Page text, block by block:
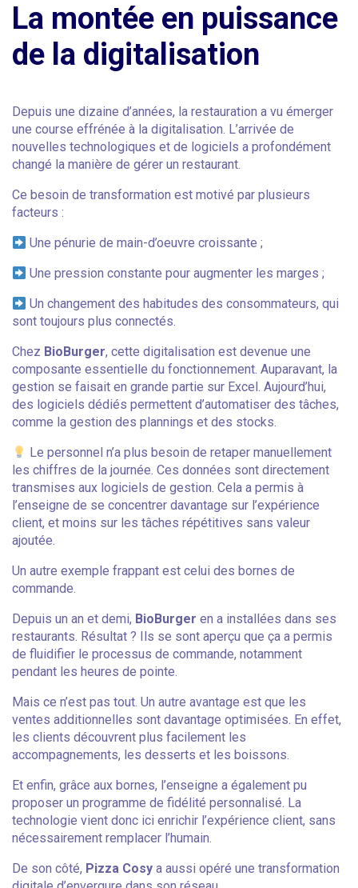
La montée en puissance
de la digitalisation
Depuis une dizaine d’années, la restauration a vu émerger
une course effrénée à la digitalisation. L’arrivée de
nouvelles technologiques et de logiciels a profondément
changé la manière de gérer un restaurant.
Ce besoin de transformation est motivé par plusieurs
facteurs :
Une pénurie de main-d’oeuvre croissante ;
Une pression constante pour augmenter les marges ;
Un changement des habitudes des consommateurs, qui
sont toujours plus connectés.
Chez BioBurger, cette digitalisation est devenue une
composante essentielle du fonctionnement. Auparavant, la
gestion se faisait en grande partie sur Excel. Aujourd’hui,
des logiciels dédiés permettent d’automatiser des tâches,
comme la gestion des plannings et des stocks.
Le personnel n’a plus besoin de retaper manuellement
les chiffres de la journée. Ces données sont directement
transmises aux logiciels de gestion. Cela a permis à
l’enseigne de se concentrer davantage sur l’expérience
client, et moins sur les tâches répétitives sans valeur
ajoutée.
Un autre exemple frappant est celui des bornes de
commande.
Depuis un an et demi, BioBurger en a installées dans ses
restaurants. Résultat ? Ils se sont aperçu que ça a permis
de fluidifier le processus de commande, notamment
pendant les heures de pointe.
Mais ce n’est pas tout. Un autre avantage est que les
ventes additionnelles sont davantage optimisées. En effet,
les clients découvrent plus facilement les
accompagnements, les desserts et les boissons.
Et enfin, grâce aux bornes, l’enseigne a également pu
proposer un programme de fidélité personnalisé. La
technologie vient donc ici enrichir l’expérience client, sans
nécessairement remplacer l’humain.
De son côté, Pizza Cosy a aussi opéré une transformation